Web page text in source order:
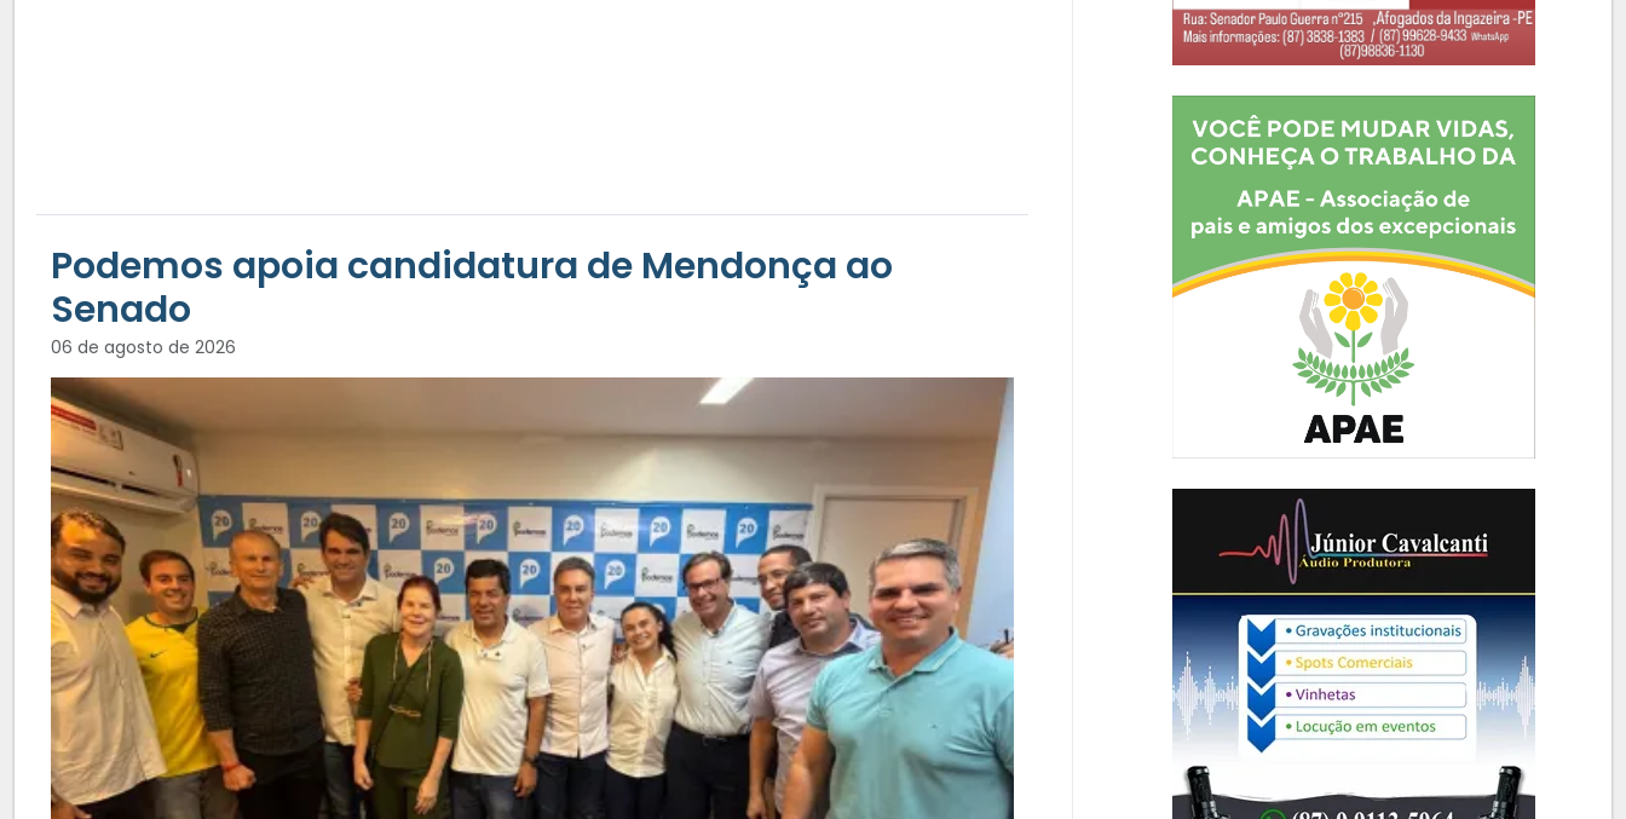
Podemos apoia candidatura de Mendonça ao
Senado
06 de agosto de 2026